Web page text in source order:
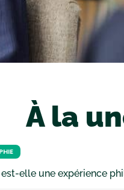
À la
est-elle une expérience